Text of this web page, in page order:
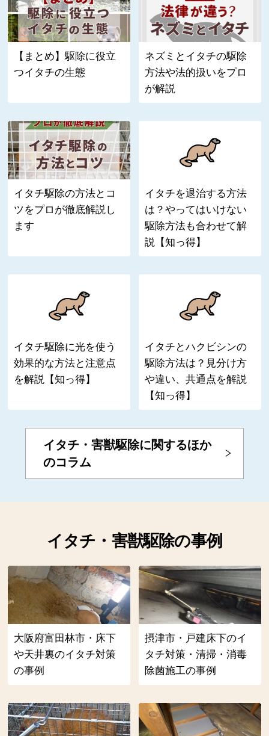
【まとめ】駆除に役立
つイタチの生態
ネズミとイタチの駆除
方法や法的扱いをプロ
が解説
イタチ駆除の方法とコ
ツをプロが徹底解説し
ます
イタチを退治する方法
は？やってはいけない
駆除方法も合わせて解
説【知っ得】
イタチ駆除に光を使う
効果的な方法と注意点
を解説【知っ得】
イタチとハクビシンの
駆除方法は？見分け方
や違い、共通点を解説
【知っ得】
イタチ・害獣駆除に関するほか
のコラム
イタチ・害獣駆除の事例
大阪府富田林市・床下
や天井裏のイタチ対策
の事例
摂津市・戸建床下のイ
タチ対策・清掃・消毒
除菌施工の事例